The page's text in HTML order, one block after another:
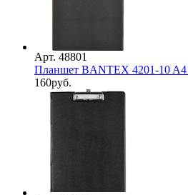
Арт. 48801
Планшет BANTEX 4201-10 A4
160руб.